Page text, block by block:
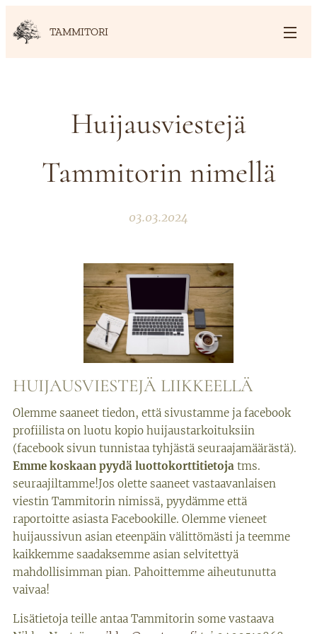
TAMMITORI
Huijausviestejä
Tammitorin nimellä
03.03.2024
HUIJAUSVIESTEJÄ LIIKKEELLÄ
Olemme saaneet tiedon, että sivustamme ja facebook
profiilista on luotu kopio huijaustarkoituksiin
(facebook sivun tunnistaa tyhjästä seuraajamäärästä).
Emme koskaan pyydä luottokorttitietoja tms.
seuraajiltamme!Jos olette saaneet vastaavanlaisen
viestin Tammitorin nimissä, pyydämme että
raportoitte asiasta Facebookille. Olemme vieneet
huijaussivun asian eteenpäin välittömästi ja teemme
kaikkemme saadaksemme asian selvitettyä
mahdollisimman pian. Pahoittemme aiheutunutta
vaivaa!
Lisätietoja teille antaa Tammitorin some vastaava